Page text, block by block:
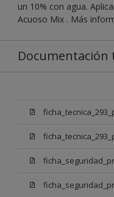
un 10% con agua.
Acuoso Mix . Más
Documentación